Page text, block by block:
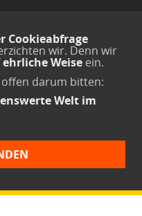
Cookieabfrage
wir. Denn wir
ehrliche Weise ein.
offen darum bitten:
Welt im